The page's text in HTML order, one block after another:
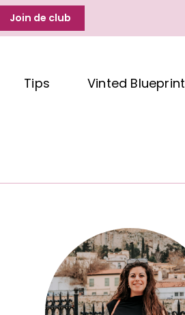
Join de club
Tips Vinted Blueprint